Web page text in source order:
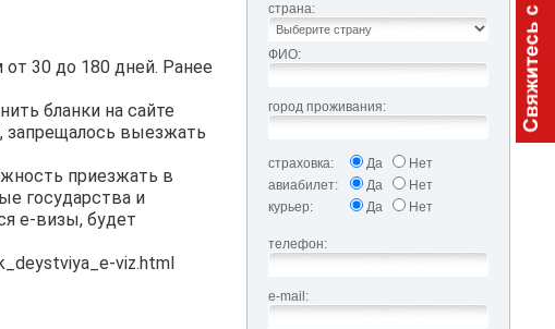
30 до 180 дней. Ранее
бланки на сайте
запрещалось выезжать
приезжать в
государства и
е-визы, будет
viz.html
страна:
ФИО:
город проживания:
страховка: Да
Нет
авиабилет:
Да
Нет
курьер:
Да Нет
телефон:
e-mail: